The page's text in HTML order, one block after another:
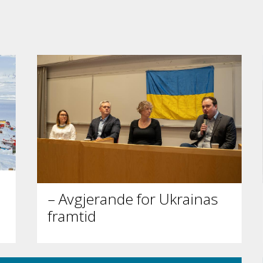
– Avgjerande for Ukrainas
framtid